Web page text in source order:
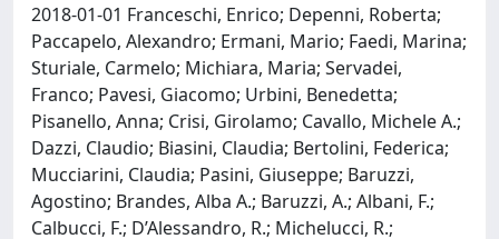
2018-01-01 Franceschi, Enrico; Depenni, Roberta;
Paccapelo, Alexandro; Ermani, Mario; Faedi, Marina;
Sturiale, Carmelo; Michiara, Maria; Servadei,
Franco; Pavesi, Giacomo; Urbini, Benedetta;
Pisanello, Anna; Crisi, Girolamo; Cavallo, Michele A.;
Dazzi, Claudio; Biasini, Claudia; Bertolini, Federica;
Mucciarini, Claudia; Pasini, Giuseppe; Baruzzi,
Agostino; Brandes, Alba A.; Baruzzi, A.; Albani, F.;
Calbucci, F.; D’Alessandro, R.; Michelucci, R.;